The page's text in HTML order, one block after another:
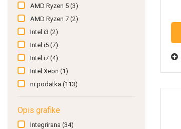
AMD Ryzen 5 (3)
AMD Ryzen 7 (2)
Intel i3 (2)
Intel i5 (7)
Intel i7 (4)
Intel Xeon (1)
ni podatka (113)
Opis grafike
Integrirana (34)